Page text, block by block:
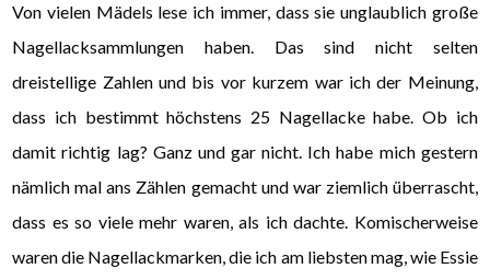
Von vielen Mädels lese ich immer, dass sie unglaublich große
Nagellacksammlungen haben. Das sind nicht selten
dreistellige Zahlen und bis vor kurzem war ich der Meinung,
dass ich bestimmt höchstens 25 Nagellacke habe. Ob ich
damit richtig lag? Ganz und gar nicht. Ich habe mich gestern
nämlich mal ans Zählen gemacht und war ziemlich überrascht,
dass es so viele mehr waren, als ich dachte. Komischerweise
waren die Nagellackmarken, die ich am liebsten mag, wie Essie